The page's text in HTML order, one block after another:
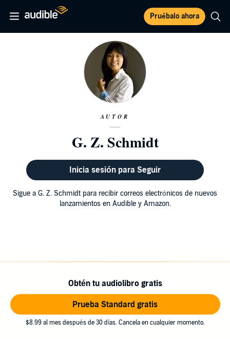
Pruébalo ahora
AUTOR
G. Z. Schmidt
Inicia sesión para Seguir
Sigue a G. Z. Schmidt para recibir correos electrónicos de nuevos
lanzamientos en Audible y Amazon.
Obtén tu audiolibro gratis
Prueba Standard gratis
$8.99 al mes después de 30 días. Cancela en cualquier momento.